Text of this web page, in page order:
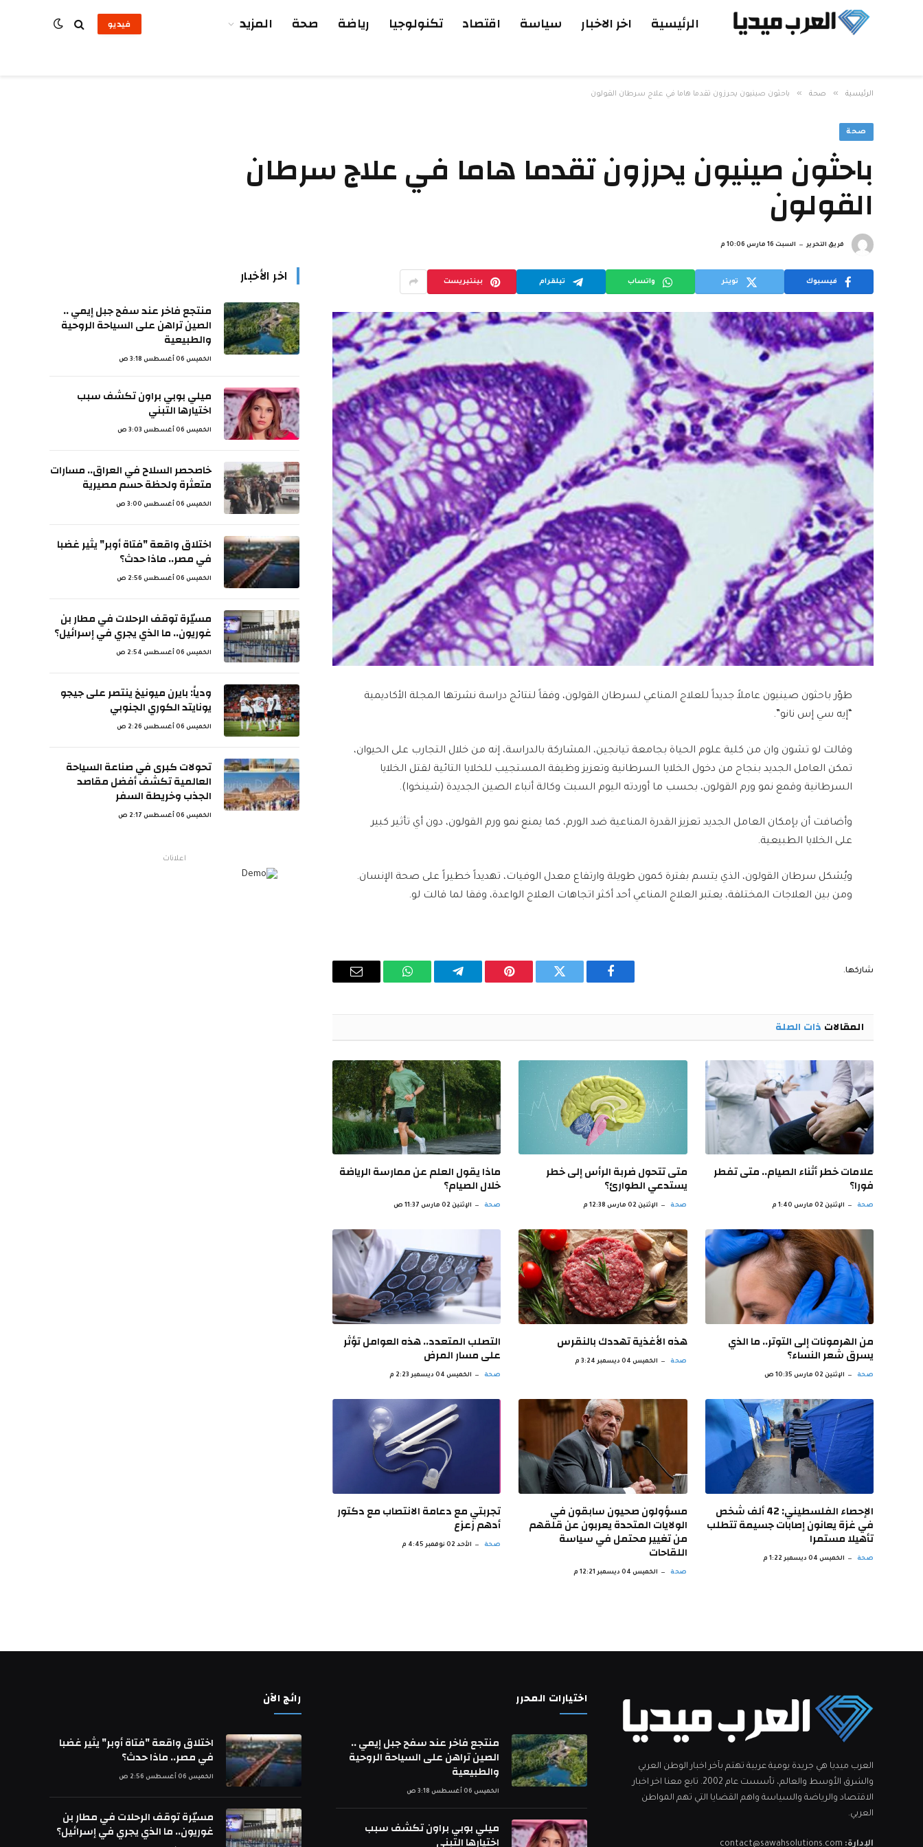
الرئيسية اخر الاخبار سياسة اقتصاد تكنولوجيا رياضة صحة المزيد فيديو
الرئيسية » صحة » باحثون صينيون يحرزون تقدما هاما في علاج سرطان القولون
صحة
باحثون صينيون يحرزون تقدما هاما في علاج سرطان
القولون
فريق التحرير السبت 16 مارس 10:06 م
فيسبوك تويتر واتساب تيلقرام بينتيريست
طوّر باحثون صينيون عاملاً جديداً للعلاج المناعي لسرطان القولون، وفقاً لنتائج دراسة نشرتها المجلة الأكاديمية
“إيه سي إس نانو”.
وقالت لو تشون وان من كلية علوم الحياة بجامعة تيانجين، المشاركة بالدراسة، إنه من خلال التجارب على الحيوان،
تمكن العامل الجديد بنجاح من دخول الخلايا السرطانية وتعزيز وظيفة المستجيب للخلايا التائية لقتل الخلايا
السرطانية وقمع نمو ورم القولون، بحسب ما أوردته اليوم السبت وكالة أنباء الصين الجديدة (شينخوا).
وأضافت أن بإمكان العامل الجديد تعزيز القدرة المناعية ضد الورم، كما يمنع نمو ورم القولون، دون أي تأثير كبير
على الخلايا الطبيعية.
ويُشكل سرطان القولون، الذي يتسم بفترة كمون طويلة وارتفاع معدل الوفيات، تهديداً خطيراً على صحة الإنسان.
ومن بين العلاجات المختلفة، يعتبر العلاج المناعي أحد أكثر اتجاهات العلاج الواعدة، وفقا لما قالت لو.
شاركها.
فيسبوك تويتر بينتيريستتيلقرام واتساب
البريد
المقالات ذات الصلة
علامات خطر أثناء الصيام.. متى تفطر
فورا؟
صحة الإثنين 02 مارس 1:40 م
متى تتحول ضربة الرأس إلى خطر
يستدعي الطوارئ؟
صحة الإثنين 02 مارس 12:38 م
ماذا يقول العلم عن ممارسة الرياضة
خلال الصيام؟
صحة الإثنين 02 مارس 11:37 ص
من الهرمونات إلى التوتر.. ما الذي
يسرق شعر النساء؟
صحة الإثنين 02 مارس 10:35 ص
‫هذه الأغذية تهددك بالنقرس
صحة الخميس 04 ديسمبر 3:24 م
‫التصلب المتعدد.. هذه العوامل تؤثر
على مسار المرض
صحة الخميس 04 ديسمبر 2:23 م
الإحصاء الفلسطيني: 42 ألف شخص
في غزة يعانون إصابات جسيمة تتطلب
تأهيلا مستمرا
صحة الخميس 04 ديسمبر 1:22 م
مسؤولون صحيون سابقون في
الولايات المتحدة يعربون عن قلقهم
من تغيير محتمل في سياسة
اللقاحات
صحة الخميس 04 ديسمبر 12:21 م
تجربتي مع دعامة الانتصاب مع دكتور
أدهم زعزع
صحة الأحد 02 نوفمبر 4:45 م
اخر الأخبار
منتجع فاخر عند سفح جبل إيمي ..
الصين تراهن على السياحة الروحية
والطبيعية
الخميس 06 أغسطس 3:18 ص
ميلي بوبي براون تكشف سبب
اختيارها التبني
الخميس 06 أغسطس 3:03 ص
خاصحصر السلاح في العراق.. مسارات
متعثرة ولحظة حسم مصيرية
الخميس 06 أغسطس 3:00 ص
اختلاق واقعة "فتاة أوبر" يثير غضبا
في مصر.. ماذا حدث؟
الخميس 06 أغسطس 2:56 ص
مسيّرة توقف الرحلات في مطار بن
غوريون.. ما الذي يجري في إسرائيل؟
الخميس 06 أغسطس 2:54 ص
ودياً: بايرن ميونيخ ينتصر على جيجو
يونايتد الكوري الجنوبي
الخميس 06 أغسطس 2:26 ص
تحولات كبرى في صناعة السياحة
العالمية تكشف أفضل مقاصد
الجذب وخريطة السفر
الخميس 06 أغسطس 2:17 ص
اعلانات
العرب ميديا هي جريدة يومية عربية تهتم بآخر اخبار الوطن العربي
والشرق الأوسط والعالم، تأسست عام 2002. تابع معنا اخر اخبار
الاقتصاد والرياضة والسياسة واهم القضايا التي تهم المواطن
العربي.
الإدارة: contact@sawahsolutions.com
اختيارات المحرر
منتجع فاخر عند سفح جبل إيمي ..
الصين تراهن على السياحة الروحية
والطبيعية
الخميس 06 أغسطس 3:18 ص
ميلي بوبي براون تكشف سبب
اختيارها التبني
رائج الآن
اختلاق واقعة "فتاة أوبر" يثير غضبا
في مصر.. ماذا حدث؟
الخميس 06 أغسطس 2:56 ص
مسيّرة توقف الرحلات في مطار بن
غوريون.. ما الذي يجري في إسرائيل؟